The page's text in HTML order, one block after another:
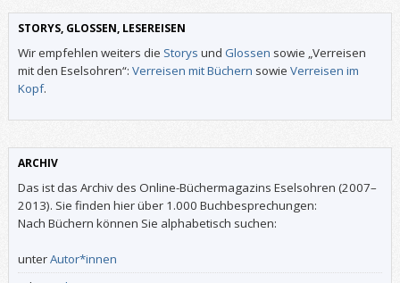
STORYS, GLOSSEN, LESEREISEN
Wir empfehlen weiters die Storys und Glossen sowie „Verreisen
mit den Eselsohren“: Verreisen mit Büchern sowie Verreisen im
Kopf.
ARCHIV
Das ist das Archiv des Online-Büchermagazins Eselsohren (2007–
2013). Sie finden hier über 1.000 Buchbesprechungen:
Nach Büchern können Sie alphabetisch suchen:
unterAutor*innen